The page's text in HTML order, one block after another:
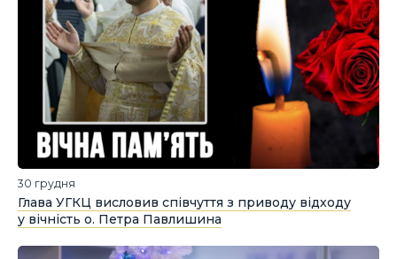
30 грудня
Глава УГКЦ висловив співчуття з приводу відходу
у вічність о. Петра Павлишина